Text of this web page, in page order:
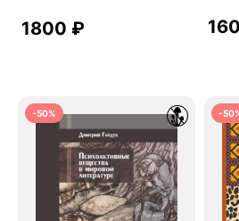
1800 ₽
-50% -